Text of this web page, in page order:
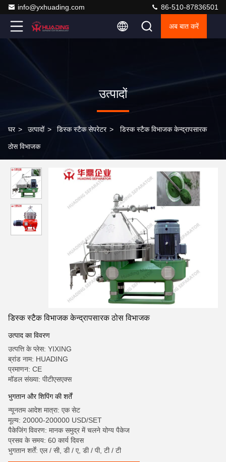
info@yxhuading.com 86-510-87836501
अब बात करें
उत्पादों
घर > उत्पादों > डिस्क स्टैक सेपरेटर > डिस्क स्टैक विभाजक केन्द्रापसारक
ठोस विभाजक
डिस्क स्टैक विभाजक केन्द्रापसारक ठोस विभाजक
उत्पाद का विवरण
उत्पत्ति के प्लेस: YIXING
ब्रांड नाम: HUADING
प्रमाणन: CE
मॉडल संख्या: पीटीएसएक्स
भुगतान और शिपिंग की शर्तें
न्यूनतम आदेश मात्रा: एक सेट
मूल्य: 20000-200000 USD/SET
पैकेजिंग विवरण: मानक समुद्र में चलने योग्य पैकेज
प्रसव के समय: 60 कार्य दिवस
भुगतान शर्तें: एल / सी, डी / ए, डी / पी, टी / टी